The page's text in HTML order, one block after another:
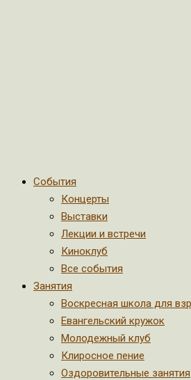
События
Концерты
Выставки
Лекции и встречи
Киноклуб
Все события
Занятия
Воскресная школа для
Евангельский кружок
Молодежный клуб
Клиросное пение
Оздоровительные занятия